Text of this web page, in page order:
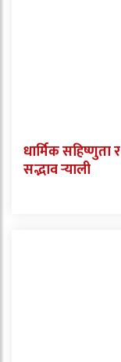
धार्मिक
सद्भाव र्‍याली